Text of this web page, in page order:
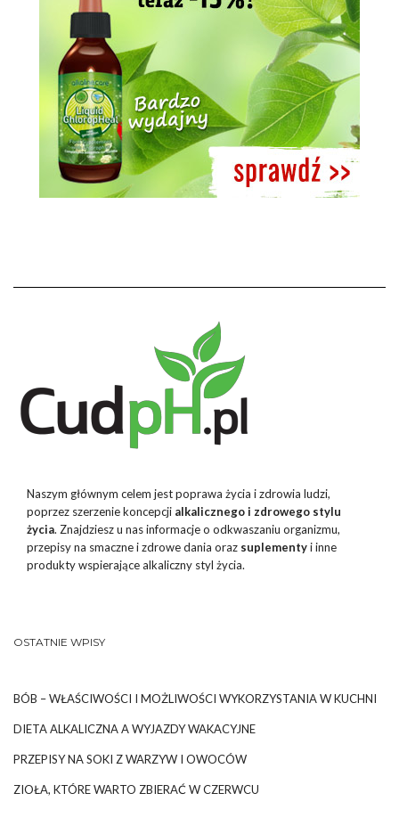
Naszym głównym celem jest poprawa życia i zdrowia ludzi,
poprzez szerzenie koncepcji alkalicznego i zdrowego stylu
życia. Znajdziesz u nas informacje o odkwaszaniu organizmu,
przepisy na smaczne i zdrowe dania oraz suplementyi inne
produkty wspierające alkaliczny styl życia.
OSTATNIE WPISY
BÓB – WŁAŚCIWOŚCI I MOŻLIWOŚCI WYKORZYSTANIA W KUCHNI
DIETA ALKALICZNA A WYJAZDY WAKACYJNE
PRZEPISY NA SOKI Z WARZYW I OWOCÓW
ZIOŁA, KTÓRE WARTO ZBIERAĆ W CZERWCU